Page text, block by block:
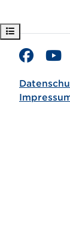
Kursindex